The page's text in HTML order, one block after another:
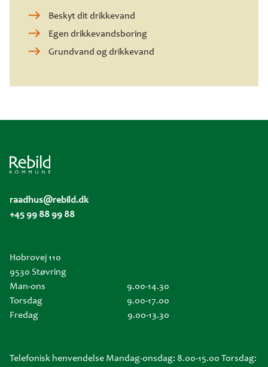
Beskyt dit drikkevand
Egen drikkevandsboring
Grundvand og drikkevand
raadhus@rebild.dk
+45 99 88 99 88
Hobrovej 110
9530 Støvring
Man-ons
9.00-14.30
Torsdag
9.00-17.00
Fredag
9.00-13.30
Telefonisk henvendelse Mandag-onsdag: 8.00-15.00 Torsdag: